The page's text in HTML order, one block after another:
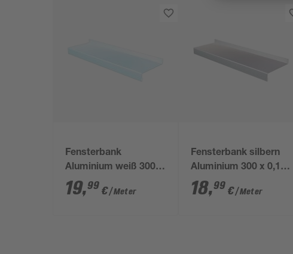
Fensterbank
Aluminium weiß 300 x
0,15 x 13 cm
19,99 €/ Meter
Fensterbank silbern
Aluminium 300 x 0,15
x 11 cm
18,99 €/ Meter